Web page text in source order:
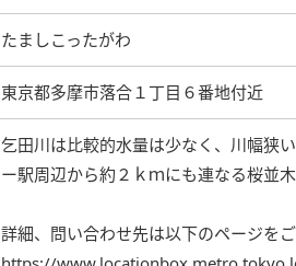
たましこったがわ
東京都多摩市落合１丁目６番地付近
乞田川は比較的水量は少なく、川幅狭
ー駅周辺から約２ｋｍにも連なる桜並
詳細、問い合わせ先は以下のページをご